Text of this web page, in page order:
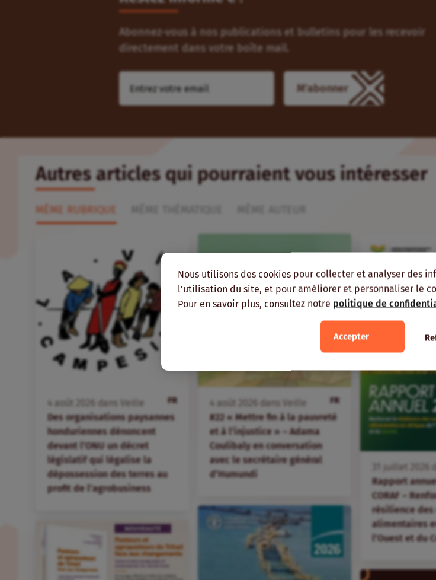
Nous utilisons des cookies pour collecter et analyser des
l'utilisation du site, et pour améliorer et personnaliser le
Pour en savoir plus, consultez notre politique de
Accepter
Abonnez-vous à nos publications et bulletins pour les recevoir
directement dans votre boîte mail.
M'abonner
Autres articles qui pourraient vous intéresser
MÊME RUBRIQUE
FR
4 août dans
Veille
Des organisations paysannes
honduriennes dénoncent
devant l’ONU un décret
législatif qui légalise la
dépossession des terres au
profit de l’agrobusiness
FR
4 août dans Veille
#22 « Mettre fin à la pauvreté
et à l’injustice » – Adama
Coulibaly en conversation
avec le secrétaire général
d’Humundi
juillet
Rapport
CORAF –
résilience des
alimentaires
l’Ouest et du